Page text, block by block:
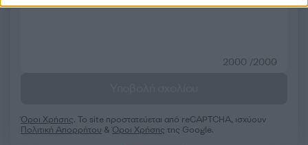
2000 /2000
Όροι Χρήσης. Το site προστατεύεται από reCAPTCHA, ισχύουν
Πολιτική Απορρήτου &Όροι Χρήσης της Google.